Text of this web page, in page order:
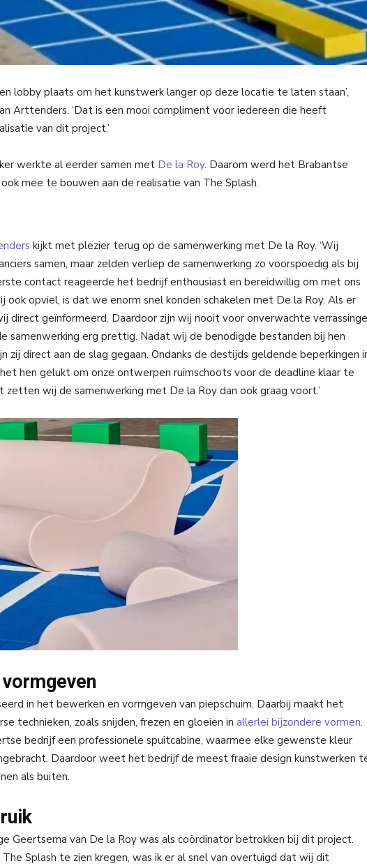
lobby plaats om het kunstwerk langer op deze locatie te laten staan’,
Arttenders. ‘Dat is een mooi compliment voor iedereen die heeft
van dit project.’
werkte al eerder samen met De la Roy. Daarom werd het Brabantse
mee te bouwen aan de realisatie van The Splash.
kijkt met plezier terug op de samenwerking met De la Roy. ‘Wij
samen, maar zelden verliep de samenwerking zo voorspoedig als bij
contact reageerde het bedrijf enthousiast en bereidwillig om met ons
ook opviel, is dat we enorm snel konden schakelen met De la Roy. Als er
direct geïnformeerd. Daardoor zijn wij nooit voor onverwachte
samenwerking erg prettig. Nadat wij de benodigde bestanden bij hen
zij direct aan de slag gegaan. Ondanks de destijds geldende beperkingen
hen gelukt om onze ontwerpen ruimschoots voor de deadline klaar te
zetten wij de samenwerking met De la Roy dan ook graag voort.’
in het bewerken en vormgeven van piepschuim. Daarbij maakt het
technieken, zoals snijden, frezen en gloeien in allerlei bijzondere vormen.
bedrijf een professionele spuitcabine, waarmee elke gewenste kleur
Daardoor weet het bedrijf de meest fraaie design kunstwerken
als buiten.
Geertsema van De la Roy was als coördinator betrokken bij dit project.
Splash te zien kregen, was ik er al snel van overtuigd dat wij dit